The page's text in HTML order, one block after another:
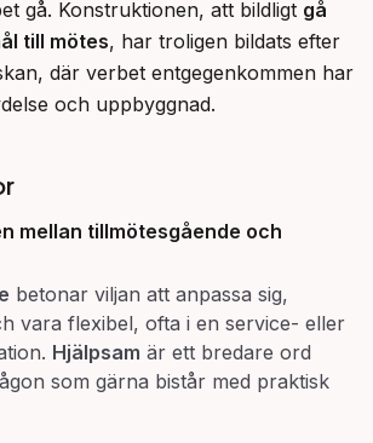
gå. Konstruktionen, att bildligt gå
till mötes, har troligen bildats efter
där verbet entgegenkommen har
och uppbyggnad.
mellan tillmötesgående och
betonar viljan att anpassa sig,
vara flexibel, ofta i en service- eller
Hjälpsam är ett bredare ord
som gärna bistår med praktisk